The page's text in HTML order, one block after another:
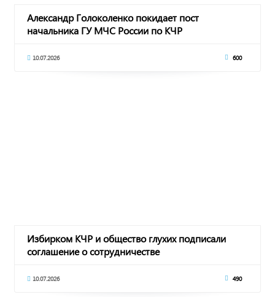
Александр Голоколенко покидает пост
начальника ГУ МЧС России по КЧР
10.07.2026 600
Избирком КЧР и общество глухих подписали
соглашение о сотрудничестве
10.07.2026 490